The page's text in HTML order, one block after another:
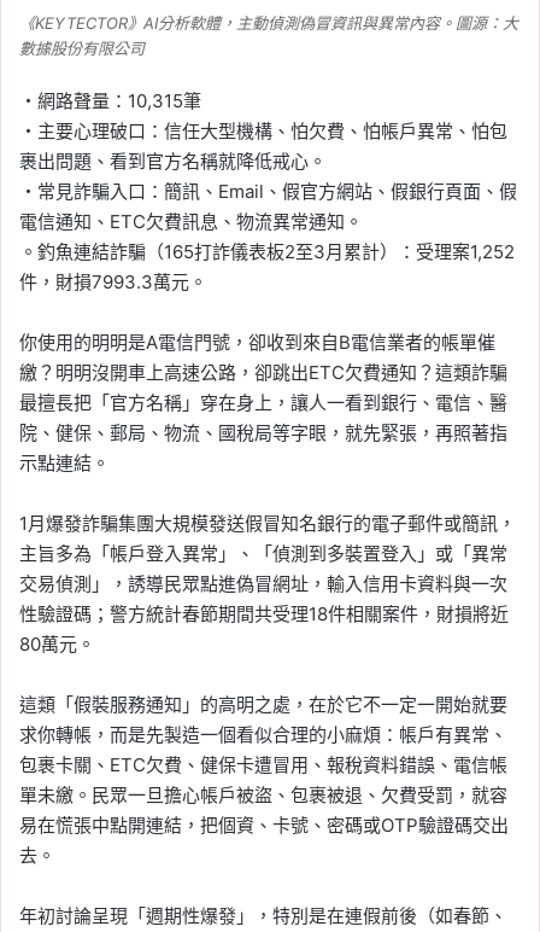
《KEYTECTOR》AI分析軟體，主動偵測偽冒資訊與異常內容。圖源：大
數據股份有限公司
・網路聲量：10,315筆
・主要心理破口：信任大型機構、怕欠費、怕帳戶異常、怕包
裹出問題、看到官方名稱就降低戒心。
・常見詐騙入口：簡訊、Email、假官方網站、假銀行頁面、假
電信通知、ETC欠費訊息、物流異常通知。
。釣魚連結詐騙（165打詐儀表板2至3月累計）：受理案1,252
件，財損7993.3萬元。
你使用的明明是A電信門號，卻收到來自B電信業者的帳單催
繳？明明沒開車上高速公路，卻跳出ETC欠費通知？這類詐騙
最擅長把「官方名稱」穿在身上，讓人一看到銀行、電信、醫
院、健保、郵局、物流、國稅局等字眼，就先緊張，再照著指
示點連結。
1月爆發詐騙集團大規模發送假冒知名銀行的電子郵件或簡訊，
主旨多為「帳戶登入異常」、「偵測到多裝置登入」或「異常
交易偵測」，誘導民眾點進偽冒網址，輸入信用卡資料與一次
性驗證碼；警方統計春節期間共受理18件相關案件，財損將近
80萬元。
這類「假裝服務通知」的高明之處，在於它不一定一開始就要
求你轉帳，而是先製造一個看似合理的小麻煩：帳戶有異常、
包裹卡關、ETC欠費、健保卡遭冒用、報稅資料錯誤、電信帳
單未繳。民眾一旦擔心帳戶被盜、包裹被退、欠費受罰，就容
易在慌張中點開連結，把個資、卡號、密碼或OTP驗證碼交出
去。
年初討論呈現「週期性爆發」，特別是在連假前後（如春節、